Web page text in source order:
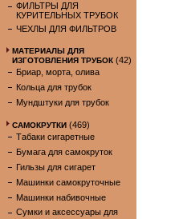
ФИЛЬТРЫ ДЛЯ
КУРИТЕЛЬНЫХ ТРУБОК
ЧЕХЛЫ ДЛЯ ФИЛЬТРОВ
МАТЕРИАЛЫ ДЛЯ
ИЗГОТОВЛЕНИЯ ТРУБОК (42)
Бриар, морта, олива
Кольца для трубок
Мундштуки для трубок
САМОКРУТКИ (469)
Табаки сигаретные
Бумага для самокруток
Гильзы для сигарет
Машинки самокруточные
Машинки набивочные
Сумки и аксессуары для